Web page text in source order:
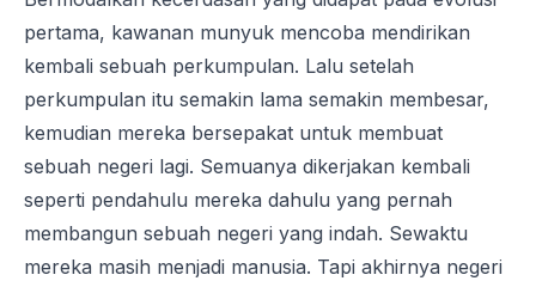
pertama, kawanan munyuk mencoba mendirikan
kembali sebuah perkumpulan. Lalu setelah
perkumpulan itu semakin lama semakin membesar,
kemudian mereka bersepakat untuk membuat
sebuah negeri lagi. Semuanya dikerjakan kembali
seperti pendahulu mereka dahulu yang pernah
membangun sebuah negeri yang indah. Sewaktu
mereka masih menjadi manusia. Tapi akhirnya negeri